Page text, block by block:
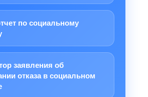
по социальному
заявления об
отказа в социальном